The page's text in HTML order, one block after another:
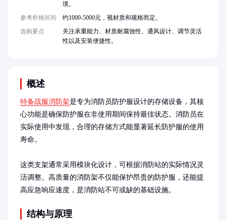
概述
特备战服消防架是专为消防员防护服设计的存储设备，其核
心功能是确保防护服在非使用期间保持最佳状态。消防员在
实际使用中发现，合理的存储方式能显著延长防护服的使用
寿命。
这类支架通常采用模块化设计，可根据消防站的实际情况灵
活调整。高质量的消防架不仅能保护昂贵的防护服，还能提
高应急响应速度，是消防站不可或缺的基础设施。
结构与原理
境。
参考价格区间
约1000-5000元，视材质和规格而定。
选购要点
关注承重能力、材质耐腐蚀性、通风设计、调节灵活
性以及安装便捷性。